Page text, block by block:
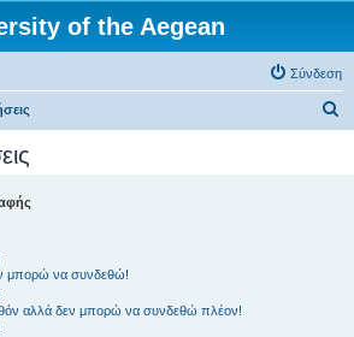
of the Aegean
Σύνδεση
μπορώ να συνδεθώ!
αλλά δεν μπορώ να συνδεθώ πλέον!